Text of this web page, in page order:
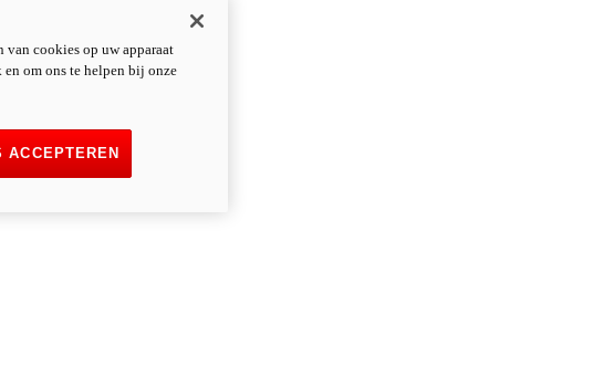
cookies op uw apparaat
om ons te helpen bij onze